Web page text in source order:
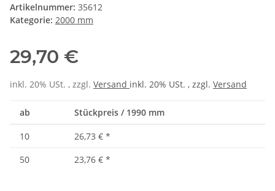
Artikelnummer: 35612
Kategorie: 2000 mm
29,70 €
inkl. 20% USt. , zzgl. Versand inkl. 20% USt. , zzgl. Versand
ab Stückpreis / 1990 mm
10 26,73 € *
50
23,76 € *